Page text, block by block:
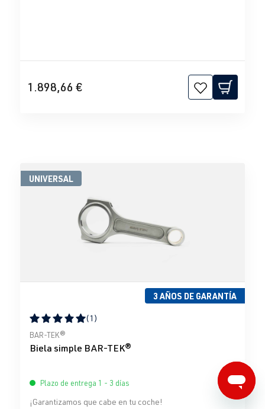
1.898,66 €
UNIVERSAL
3 AÑOS DE GARANTÍA
Calificación promedio de 5 de 5 estrellas
(1)
BAR-TEK®
Biela simple BAR-TEK®
Plazo de entrega 1 - 3 días
¡Garantizamos que cabe en tu coche!